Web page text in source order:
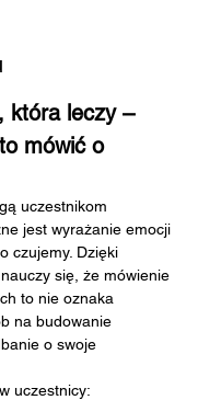
która leczy –
mówić o
uczestnikom
jest wyrażanie emocji
czujemy. Dzięki
się, że mówienie
to nie oznaka
na budowanie
o swoje
uczestnicy: